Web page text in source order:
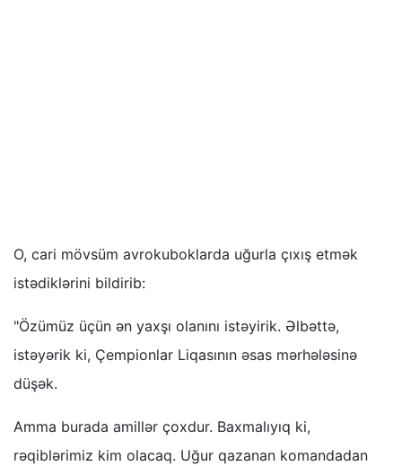
O, cari mövsüm avrokuboklarda uğurla çıxış etmək
istədiklərini bildirib:
"Özümüz üçün ən yaxşı olanını istəyirik. Əlbəttə,
istəyərik ki, Çempionlar Liqasının əsas mərhələsinə
düşək.
Amma burada amillər çoxdur. Baxmalıyıq ki,
rəqiblərimiz kim olacaq. Uğur qazanan komandadan